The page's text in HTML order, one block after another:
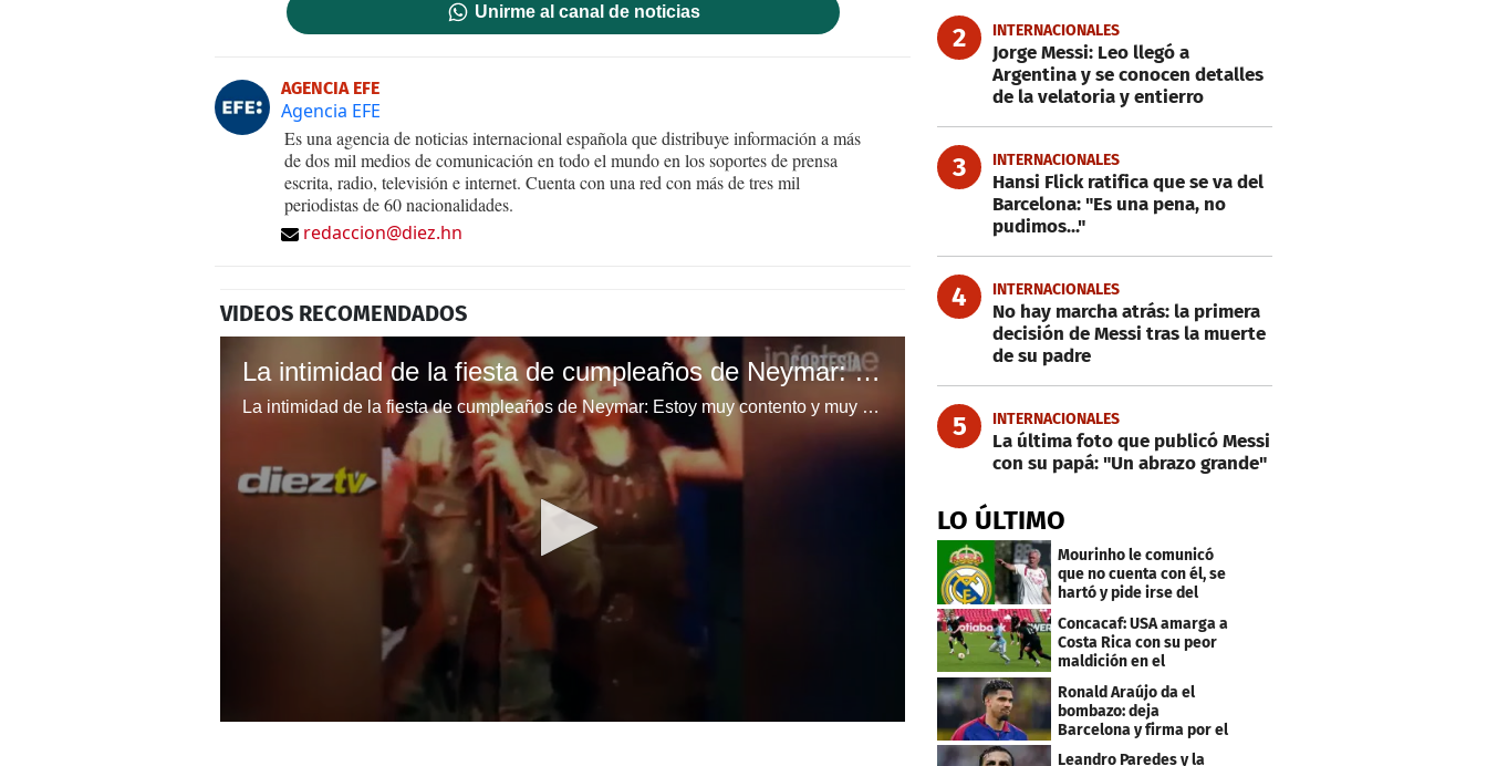
Unirme al canal de noticias
AGENCIA EFE
Agencia EFE
Es una agencia de noticias internacional española que distribuye información a más
de dos mil medios de comunicación en todo el mundo en los soportes de prensa
escrita, radio, televisión e internet. Cuenta con una red con más de tres mil
periodistas de 60 nacionalidades.
redaccion@diez.hn
VIDEOS RECOMENDADOS
La intimidad de la fiesta de cumpleaños de Neymar: Estoy muy contento y muy borracho
La intimidad de la fiesta de cumpleaños de Neymar: Estoy muy contento y muy borracho
2 INTERNACIONALES
Jorge Messi: Leo llegó a
Argentina y se conocen detalles
de la velatoria y entierro
3 INTERNACIONALES
Hansi Flick ratifica que se va del
Barcelona: "Es una pena, no
pudimos..."
4 INTERNACIONALES
No hay marcha atrás: la primera
decisión de Messi tras la muerte
de su padre
5 INTERNACIONALES
La última foto que publicó Messi
con su papá: "Un abrazo grande"
LO ÚLTIMO
Mourinho le comunicó
que no cuenta con él, se
hartó y pide irse del
Concacaf: USA amarga a
Costa Rica con su peor
maldición en el
premundial Sub-20
Ronald Araújo da el
bombazo: deja
Barcelona y firma por el
club menos pensado
Leandro Paredes y la